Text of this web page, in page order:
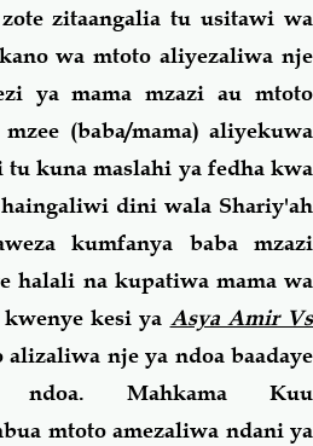
zitaangalia tu usitawi wa
wa mtoto aliyezaliwa nje
ya mama mzazi au mtoto
(baba/mama) aliyekuwa
kuna maslahi ya fedha kwa
haingaliwi dini wala Shariy'ah
kumfanya baba mzazi
halali na kupatiwa mama wa
kesi ya Asya Amir Vs
alizaliwa nje ya ndoa baadaye
ndoa. Mahkama Kuu
mtoto amezaliwa ndani ya